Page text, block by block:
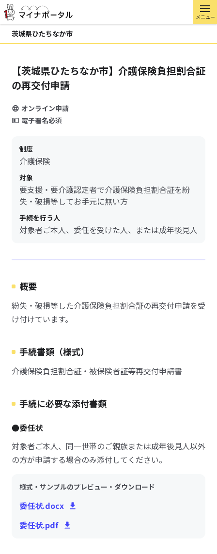
メニュー
茨城県ひたちなか市
【茨城県ひたちなか市】介護保険負担割合証
の再交付申請
オンライン申請
電子署名必須
制度
介護保険
対象
要支援・要介護認定者で介護保険負担割合証を紛
失・破損等してお手元に無い方
手続を行う人
対象者ご本人、委任を受けた人、または成年後見人
概要
紛失・破損等した介護保険負担割合証の再交付申請を受
け付けています。
手続書類（様式）
介護保険負担割合証・被保険者証等再交付申請書
手続に必要な添付書類
●委任状
対象者ご本人、同一世帯のご親族または成年後見人以外
の方が申請する場合のみ添付してください。
様式・サンプルのプレビュー・ダウンロード
委任状.docx
委任状.pdf